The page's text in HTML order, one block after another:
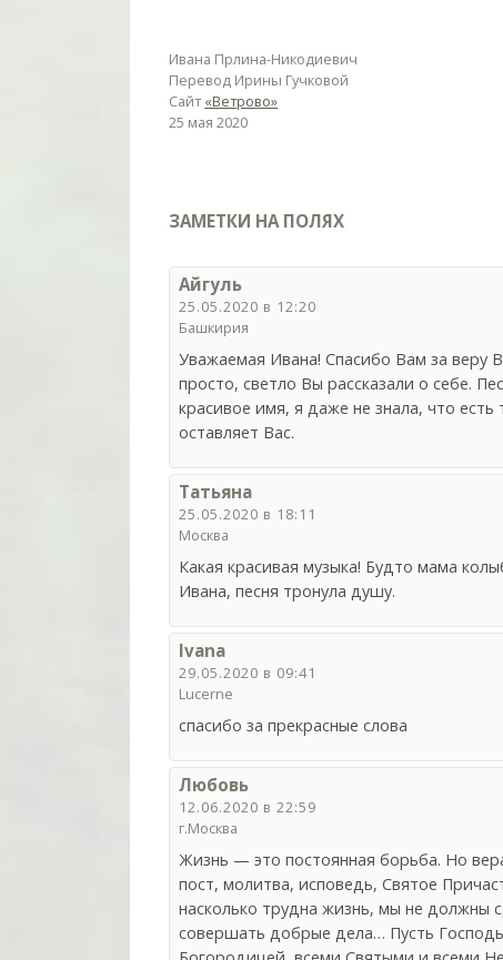
Ивана Прлина-Никодиевич
Перевод Ирины Гучковой
Сайт«Ветрово»
25 мая 2020
ЗАМЕТКИ НА ПОЛЯХ
Айгуль
25.05.2020 в 12:20
Башкирия
Уважаемая Ивана! Спасибо Вам за веру
просто, светло Вы рассказали о себе.
красивое имя, я даже не знала, что
оставляет Вас.
Татьяна
25.05.2020 в 18:11
Москва
Какая красивая музыка! Будто мама
Ивана, песня тронула душу.
Ivana
29.05.2020 в 09:41
Lucerne
спасибо за прекрасные слова
Любовь
12.06.2020 в 22:59
г.Москва
Жизнь — это постоянная борьба. Но
пост, молитва, исповедь, Святое
насколько трудна жизнь, мы не должны
совершать добрые дела… Пусть